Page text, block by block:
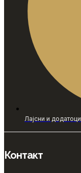
Лајсни и додатоци
Контакт